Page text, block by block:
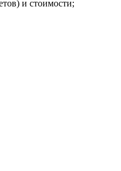
и стоимости;